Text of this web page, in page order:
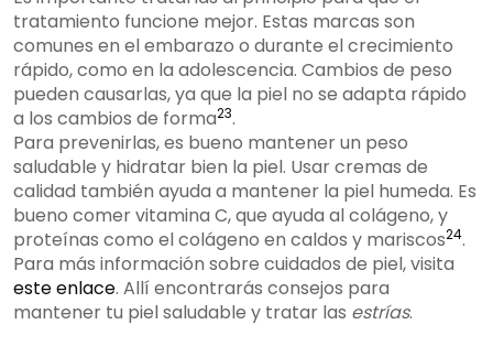
tratamiento funcione mejor. Estas marcas son
comunes en el embarazo o durante el crecimiento
rápido, como en la adolescencia. Cambios de peso
pueden causarlas, ya que la piel no se adapta rápido
a los cambios de forma23.
Para prevenirlas, es bueno mantener un peso
saludable y hidratar bien la piel. Usar cremas de
calidad también ayuda a mantener la piel humeda. Es
bueno comer vitamina C, que ayuda al colágeno, y
proteínas como el colágeno en caldos y mariscos24.
Para más información sobre cuidados de piel, visita
este enlace. Allí encontrarás consejos para
mantener tu piel saludable y tratar las estrías.